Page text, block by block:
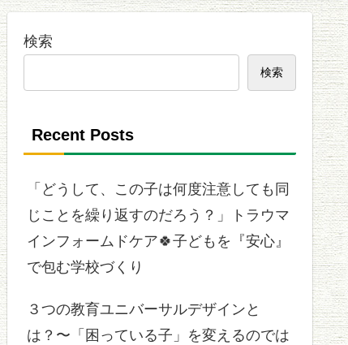
検索
検索
Recent Posts
「どうして、この子は何度注意しても同
じことを繰り返すのだろう？」トラウマ
インフォームドケア🍀子どもを『安心』
で包む学校づくり
３つの教育ユニバーサルデザインと
は？〜「困っている子」を変えるのでは